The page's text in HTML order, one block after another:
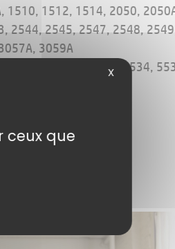
1510, 1512, 1514, 2050,
2544, 2545, 2547, 2548,
3059A
4508, 5530, 5532, 5534,
X
ceux que